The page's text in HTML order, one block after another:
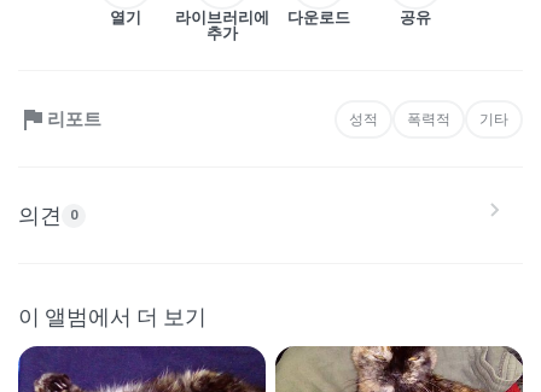
열기
라이브러리에
추가
다운로드 공유
리포트 성적 폭력적 기타
의견 0
이 앨범에서 더 보기